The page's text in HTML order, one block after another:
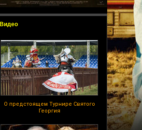
Видео
О предстоящем Турнире Святого
Георгия